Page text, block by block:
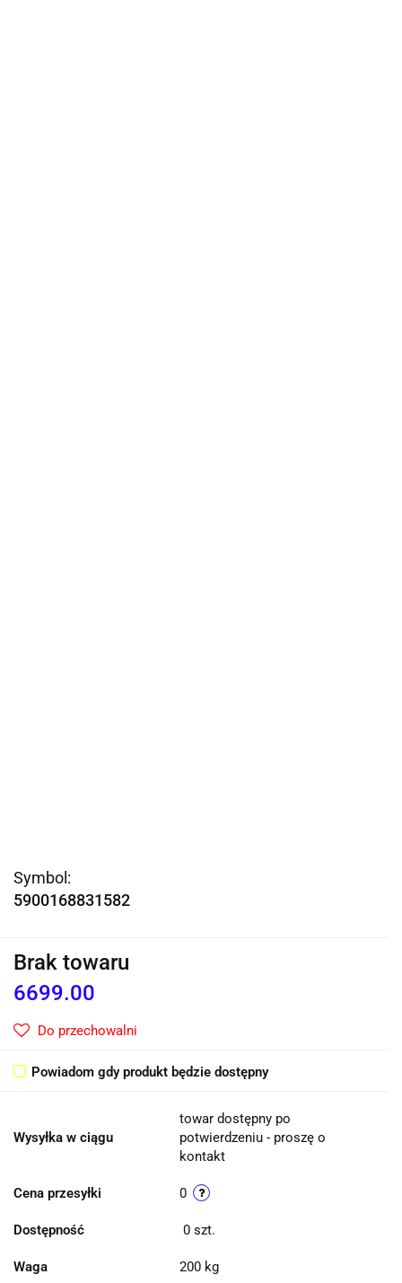
Symbol:
5900168831582
Brak towaru
6699.00
Do przechowalni
Powiadom gdy produkt będzie dostępny
Wysyłka w ciągu
towar dostępny po
potwierdzeniu - proszę o
kontakt
Cena przesyłki 0
Dostępność 0 szt.
Waga 200 kg